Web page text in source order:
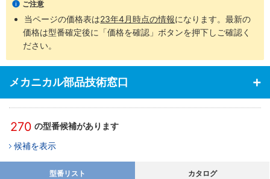
ご注意
当ページの価格表は23年4月時点の情報になります。最新の
価格は型番確定後に「価格を確認」ボタンを押下しご確認く
ださい。
メカニカル部品技術窓口
270 の型番候補があります
候補を表示
型番リスト カタログ